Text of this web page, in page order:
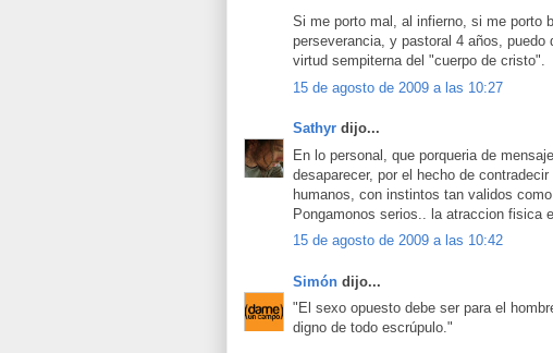
Si me porto mal, al infierno, si me porto
perseverancia, y pastoral 4 años,
virtud sempiterna del "cuerpo de cristo".
15 de agosto de 2009 a las 10:27
Sathyr dijo...
En lo personal, que porqueria de
desaparecer, por el hecho de
humanos, con instintos tan validos
Pongamonos serios.. la atraccion fisica
15 de agosto de 2009 a las 10:42
Simón dijo...
"El sexo opuesto debe ser para el
digno de todo escrúpulo."